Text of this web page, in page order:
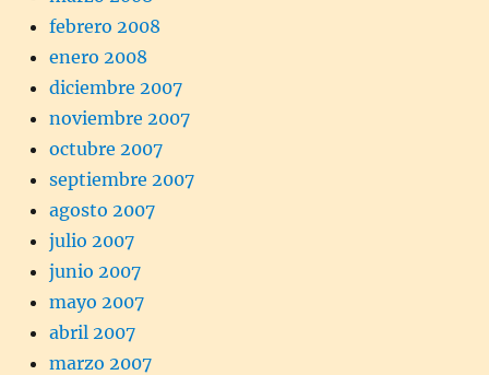
febrero 2008
enero 2008
diciembre 2007
noviembre 2007
octubre 2007
septiembre 2007
agosto 2007
julio 2007
junio 2007
mayo 2007
abril 2007
marzo 2007